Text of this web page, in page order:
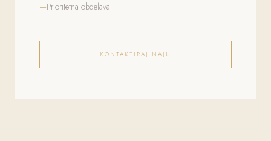
Prioritetna obdelava
KONTAKTIRAJ NAJU